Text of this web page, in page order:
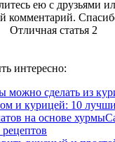
ею с друзьями
комментарий.
Отличная статья 2
интересно:
и курицей: 10